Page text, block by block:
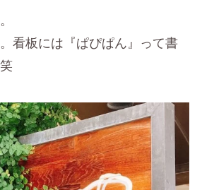
看板には『ぱぴぱん』って書